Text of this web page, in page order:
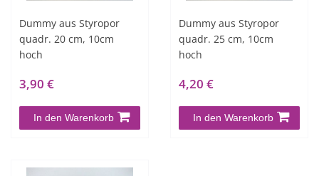
Dummy aus Styropor
quadr. 20 cm, 10cm
hoch
3,90 €
In den Warenkorb
Dummy aus Styropor
quadr. 25 cm, 10cm
hoch
4,20 €
In den Warenkorb